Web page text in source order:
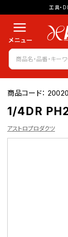
工具・
商品コード：
1/4DR PH2
アストロプロダクツ